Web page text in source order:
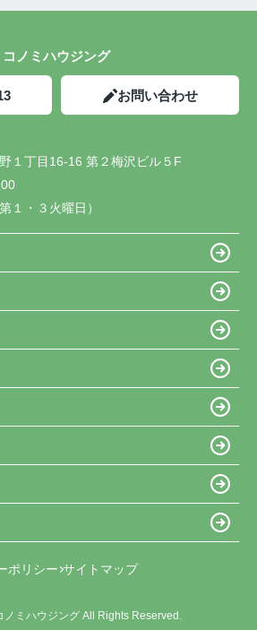
コノミハウジング
お問い合わせ
１丁目16-16 第２梅沢ビル５F
１・３火曜日）
ポリシー サイトマップ
ミハウジング All Rights Reserved.